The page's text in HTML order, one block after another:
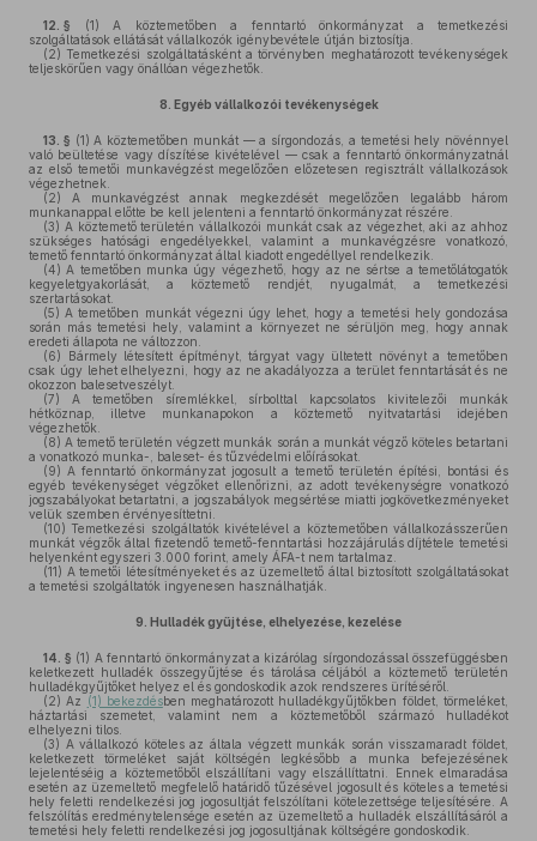
12. § (1) A köztemetőben a fenntartó önkormányzat a temetkezési
szolgáltatások ellátását vállalkozók igénybevétele útján biztosítja.
(2) Temetkezési szolgáltatásként a törvényben meghatározott tevékenységek
teljeskörűen vagy önállóan végezhetők.
8. Egyéb vállalkozói tevékenységek
13. § (1) A köztemetőben munkát — a sírgondozás, a temetési hely növénnyel
való beültetése vagy díszítése kivételével — csak a fenntartó önkormányzatnál
az első temetői munkavégzést megelőzően előzetesen regisztrált vállalkozások
végezhetnek.
(2) A munkavégzést annak megkezdését megelőzően legalább három
munkanappal előtte be kell jelenteni a fenntartó önkormányzat részére.
(3) A köztemető területén vállalkozói munkát csak az végezhet, aki az ahhoz
szükséges hatósági engedélyekkel, valamint a munkavégzésre vonatkozó,
temető fenntartó önkormányzat által kiadott engedéllyel rendelkezik.
(4) A temetőben munka úgy végezhető, hogy az ne sértse a temetőlátogatók
kegyeletgyakorlását, a köztemető rendjét, nyugalmát, a temetkezési
szertartásokat.
(5) A temetőben munkát végezni úgy lehet, hogy a temetési hely gondozása
során más temetési hely, valamint a környezet ne sérüljön meg, hogy annak
eredeti állapota ne változzon.
(6) Bármely létesített építményt, tárgyat vagy ültetett növényt a temetőben
csak úgy lehet elhelyezni, hogy az ne akadályozza a terület fenntartását és ne
okozzon balesetveszélyt.
(7) A temetőben síremlékkel, sírbolttal kapcsolatos kivitelezői munkák
hétköznap, illetve munkanapokon a köztemető nyitvatartási idejében
végezhetők.
(8) A temető területén végzett munkák során a munkát végző köteles betartani
a vonatkozó munka-, baleset- és tűzvédelmi előírásokat.
(9) A fenntartó önkormányzat jogosult a temető területén építési, bontási és
egyéb tevékenységet végzőket ellenőrizni, az adott tevékenységre vonatkozó
jogszabályokat betartatni, a jogszabályok megsértése miatti jogkövetkezményeket
velük szemben érvényesíttetni.
(10) Temetkezési szolgáltatók kivételével a köztemetőben vállalkozásszerűen
munkát végzők által fizetendő temető-fenntartási hozzájárulás díjtétele temetési
helyenként egyszeri 3.000 forint, amely ÁFA-t nem tartalmaz.
(11) A temetői létesítményeket és az üzemeltető által biztosított szolgáltatásokat
a temetési szolgáltatók ingyenesen használhatják.
9. Hulladék gyűjtése, elhelyezése, kezelése
14. § (1) A fenntartó önkormányzat a kizárólag sírgondozással összefüggésben
keletkezett hulladék összegyűjtése és tárolása céljából a köztemető területén
hulladékgyűjtőket helyez el és gondoskodik azok rendszeres ürítéséről.
(2) Az (1) bekezdésben meghatározott hulladékgyűjtőkben földet, törmeléket,
háztartási szemetet, valamint nem a köztemetőből származó hulladékot
elhelyezni tilos.
(3) A vállalkozó köteles az általa végzett munkák során visszamaradt földet,
keletkezett törmeléket saját költségén legkésőbb a munka befejezésének
lejelentéséig a köztemetőből elszállítani vagy elszállíttatni. Ennek elmaradása
esetén az üzemeltető megfelelő határidő tűzésével jogosult és köteles a temetési
hely feletti rendelkezési jog jogosultját felszólítani kötelezettsége teljesítésére. A
felszólítás eredménytelensége esetén az üzemeltető a hulladék elszállításáról a
temetési hely feletti rendelkezési jog jogosultjának költségére gondoskodik.